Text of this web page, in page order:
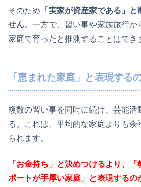
そのため 「実家が資産家である」
せん。一方で、習い事や家族旅行か
家庭で育ったと推測することはでき
「恵まれた家庭」と表現する
複数の習い事を同時に続け、芸能活
る。これは、平均的な家庭よりも余
られます。
「お金持ち」と決めつけるより、
ポートが手厚い家庭」と表現するの